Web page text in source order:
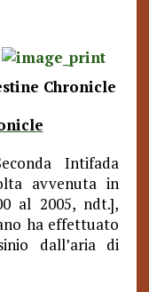
Chronicle
Intifada
avvenuta in
al 2005, ndt.],
ha effettuato
dall’aria di